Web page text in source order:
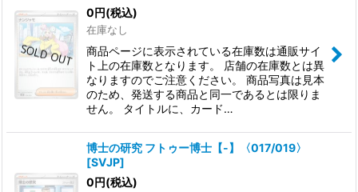
0円(税込)
在庫なし
商品ページに表示されている在庫数は通販サイ
ト上の在庫数となります。 店舗の在庫数とは異
なりますのでご注意ください。 商品写真は見本
のため、発送する商品と同一であるとは限りま
せん。 タイトルに、カード…
博士の研究 フトゥー博士【-】〈017/019〉
[SVJP]
0円(税込)